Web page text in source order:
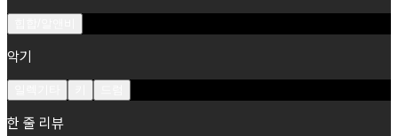
악기
한 줄 리뷰